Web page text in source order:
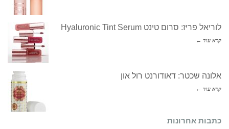
לוריאל פריז: סרום טינט Hyaluronic Tint Serum
קרא עוד ←
אלונה שכטר: דאודורנט רול און
קרא עוד ←
כתבות אחרונות